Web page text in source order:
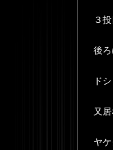
３投
後ろ
ド
又
ヤ